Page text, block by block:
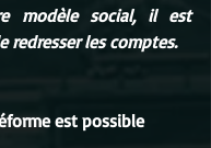
modèle social, il est
redresser les comptes.
est possible